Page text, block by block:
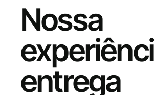
Nossa
entrega